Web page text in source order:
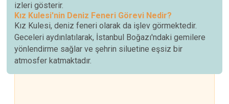
izleri gösterir.
Kız Kulesi'nin Deniz Feneri Görevi Nedir?
Kız Kulesi, deniz feneri olarak da işlev görmektedir.
Geceleri aydınlatılarak, İstanbul Boğazı'ndaki gemilere
yönlendirme sağlar ve şehrin siluetine eşsiz bir
atmosfer katmaktadır.